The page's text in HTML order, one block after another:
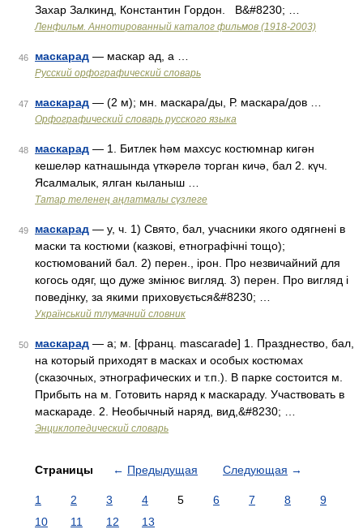
Захар Залкинд, Константин Гордон. В&#8230; …
Ленфильм. Аннотированный каталог фильмов (1918-2003)
46 маскарад — маскар ад, а …
Русский орфографический словарь
47 маскарад — (2 м); мн. маскара/ды, Р. маскара/дов …
Орфографический словарь русского языка
48 маскарад — 1. Битлек һәм махсус костюмнар кигән
кешеләр катнашында үткәрелә торган кичә, бал 2. күч.
Ясалмалык, ялган кыланыш …
Татар теленең аңлатмалы сүзлеге
49 маскарад — у, ч. 1) Свято, бал, учасники якого одягнені в
маски та костюми (казкові, етнографічні тощо);
костюмований бал. 2) перен., ірон. Про незвичайний для
когось одяг, що дуже змінює вигляд. 3) перен. Про вигляд і
поведінку, за якими приховується&#8230; …
Український тлумачний словник
50 маскарад — а; м. [франц. mascarade] 1. Празднество, бал,
на который приходят в масках и особых костюмах
(сказочных, этнографических и т.п.). В парке состоится м.
Прибыть на м. Готовить наряд к маскараду. Участвовать в
маскараде. 2. Необычный наряд, вид,&#8230; …
Энциклопедический словарь
Страницы ← Предыдущая Следующая →
1 2 3 4 5 6 7 8
9
10
11 12 13